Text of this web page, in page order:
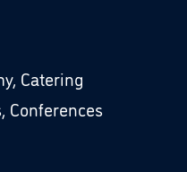
Catering
Conferences